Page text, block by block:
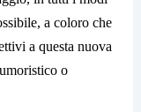
a coloro che
a questa nuova
o